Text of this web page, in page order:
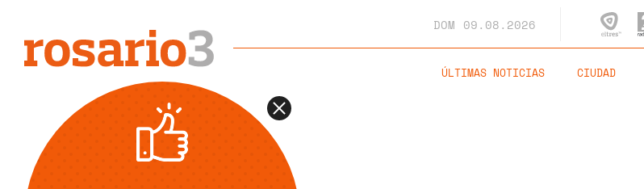
DOM 09.08.2026
ÚLTIMAS NOTICIAS CIUDAD